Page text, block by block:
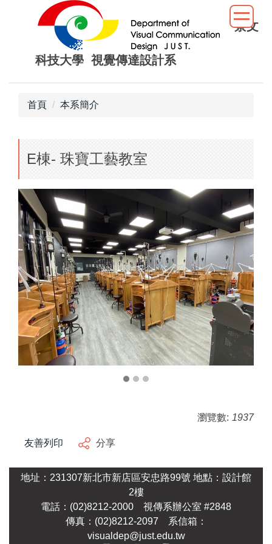
容
景文
科技大學 視覺傳達設計系
首頁 本系簡介
E棟- 珠寶工藝教室
瀏覽數: 1937
友善列印 分享
地址：231307新北市新店區安忠路99號 地點：設計館
2樓
電話：(02)8212-2000
視傳系辦公室 #2848
傳真：(02)8212-2097 系信箱：
visualdep@just.edu.tw